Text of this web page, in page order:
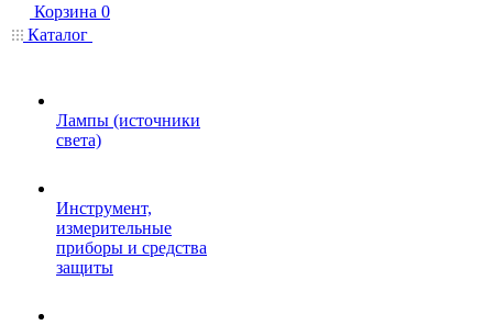
Корзина 0
Каталог
Лампы (источники
света)
Инструмент,
измерительные
приборы и средства
защиты